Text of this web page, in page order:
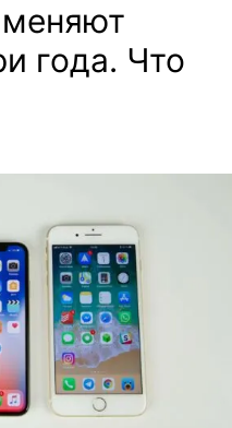
года. Что